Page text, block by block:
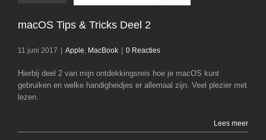
macOS Tips & Tricks Deel 2
11 juni 2017 Apple, MacBook 0 Reacties
Hierbij deel 2 van mijn ontdekkingsreis hoe je macOS kunt
gebruiken en welke handigheidjes er allemaal zijn. Veel plezier met
lezen.
Lees meer